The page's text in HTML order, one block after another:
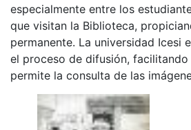
especialmente entre los
que visitan la Biblioteca,
permanente. La universidad Icesi
el proceso de difusión,
permite la consulta de las